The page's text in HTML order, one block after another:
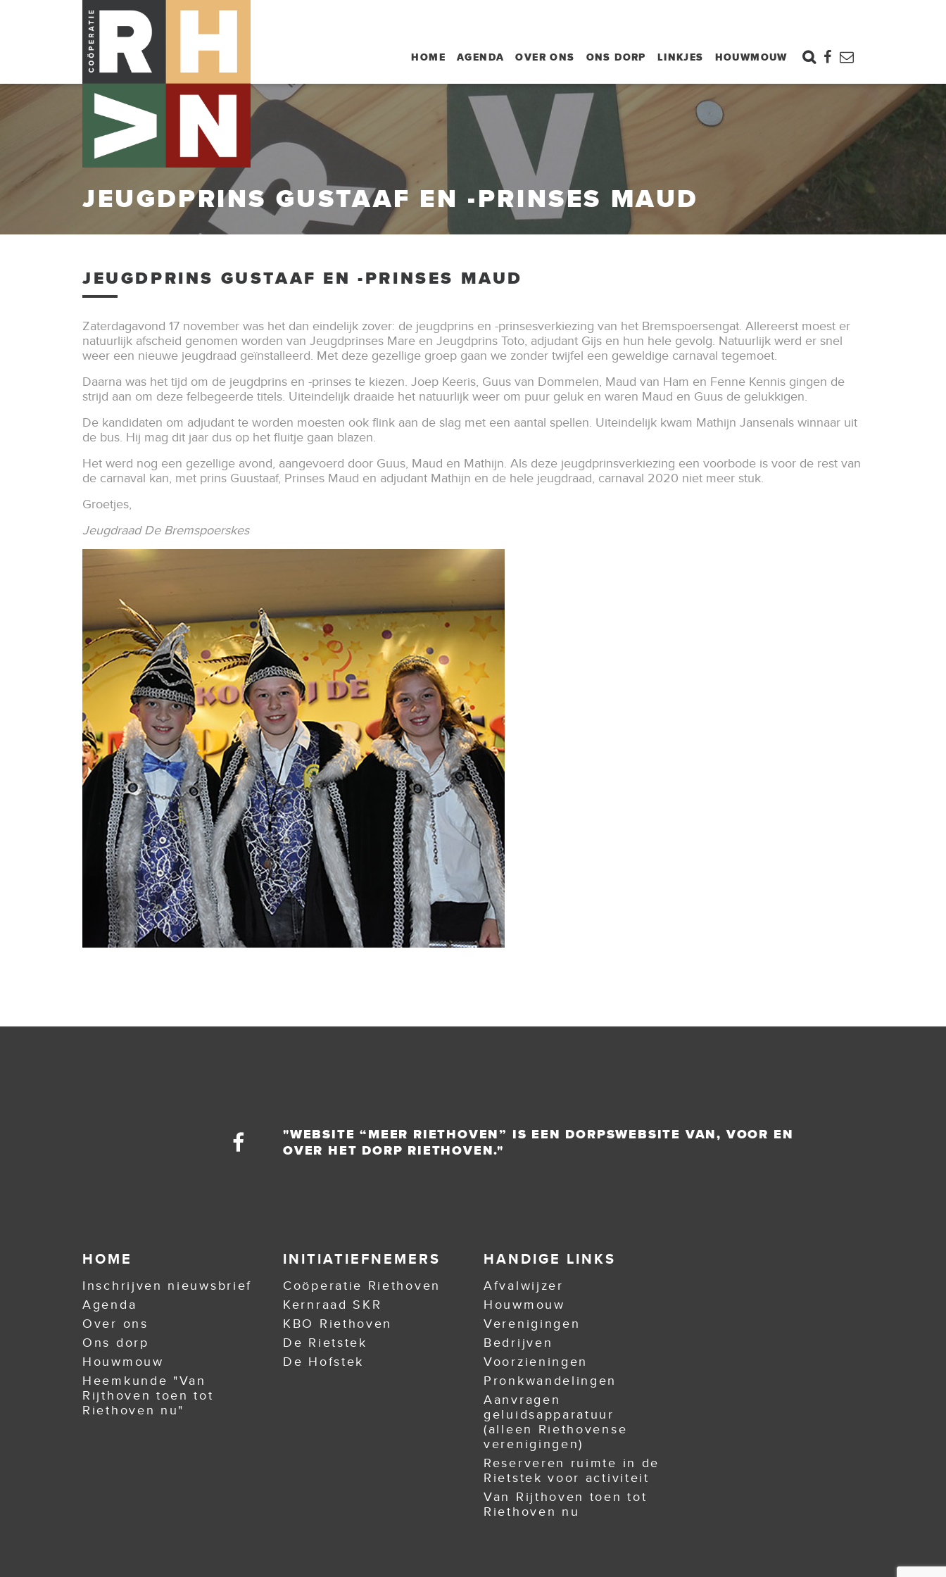
HOME AGENDA OVER ONS ONS DORP LINKJES HOUWMOUW
JEUGDPRINS GUSTAAF EN -PRINSES MAUD
JEUGDPRINS GUSTAAF EN -PRINSES MAUD
Zaterdagavond 17 november was het dan eindelijk zover: de jeugdprins en -prinsesverkiezing van het Bremspoersengat. Allereerst moest er
natuurlijk afscheid genomen worden van Jeugdprinses Mare en Jeugdprins Toto, adjudant Gijs en hun hele gevolg. Natuurlijk werd er snel
weer een nieuwe jeugdraad geïnstalleerd. Met deze gezellige groep gaan we zonder twijfel een geweldige carnaval tegemoet.
Daarna was het tijd om de jeugdprins en -prinses te kiezen. Joep Keeris, Guus van Dommelen, Maud van Ham en Fenne Kennis gingen de
strijd aan om deze felbegeerde titels. Uiteindelijk draaide het natuurlijk weer om puur geluk en waren Maud en Guus de gelukkigen.
De kandidaten om adjudant te worden moesten ook flink aan de slag met een aantal spellen. Uiteindelijk kwam Mathijn Jansenals winnaar uit
de bus. Hij mag dit jaar dus op het fluitje gaan blazen.
Het werd nog een gezellige avond, aangevoerd door Guus, Maud en Mathijn. Als deze jeugdprinsverkiezing een voorbode is voor de rest van
de carnaval kan, met prins Guustaaf, Prinses Maud en adjudant Mathijn en de hele jeugd­raad, carnaval 2020 niet meer stuk.
Groetjes,
Jeugdraad De Bremspoerskes
"WEBSITE “MEER RIETHOVEN” IS EEN DORPSWEBSITE VAN, VOOR EN
OVER HET DORP RIETHOVEN."
HOME
Inschrijven nieuwsbrief
Agenda
Over ons
Ons dorp
Houwmouw
Heemkunde "Van
Rijthoven toen tot
Riethoven nu"
INITIATIEFNEMERS
Coöperatie Riethoven
Kernraad SKR
KBO Riethoven
De Rietstek
De Hofstek
HANDIGE LINKS
Afvalwijzer
Houwmouw
Verenigingen
Bedrijven
Voorzieningen
Pronkwandelingen
Aanvragen
geluidsapparatuur
(alleen Riethovense
verenigingen)
Reserveren ruimte in de
Rietstek voor activiteit
Van Rijthoven toen tot
Riethoven nu